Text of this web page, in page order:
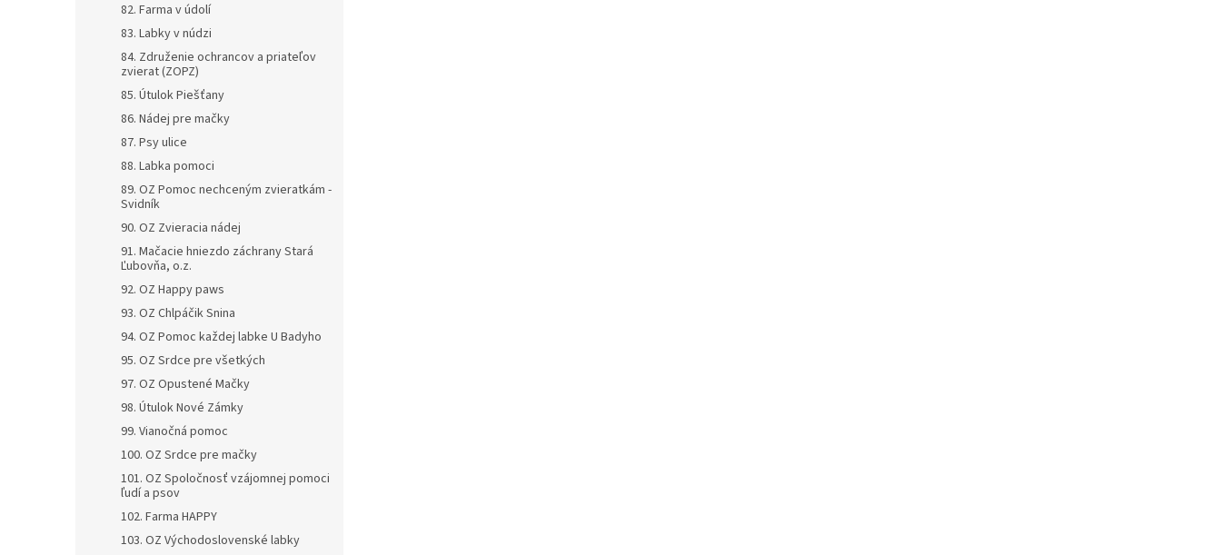
82. Farma v údolí
83. Labky v núdzi
84. Združenie ochrancov a priateľov
zvierat (ZOPZ)
85. Útulok Piešťany
86. Nádej pre mačky
87. Psy ulice
88. Labka pomoci
89. OZ Pomoc nechceným zvieratkám -
Svidník
90. OZ Zvieracia nádej
91. Mačacie hniezdo záchrany Stará
Ľubovňa, o.z.
92. OZ Happy paws
93. OZ Chlpáčik Snina
94. OZ Pomoc každej labke U Badyho
95. OZ Srdce pre všetkých
97. OZ Opustené Mačky
98. Útulok Nové Zámky
99. Vianočná pomoc
100. OZ Srdce pre mačky
101. OZ Spoločnosť vzájomnej pomoci
ľudí a psov
102. Farma HAPPY
103. OZ Východoslovenské labky